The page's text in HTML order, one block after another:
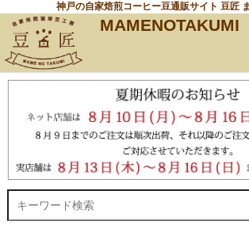
神戸の自家焙煎コーヒー豆通販サイト 豆匠
MAMENOTAKUMI